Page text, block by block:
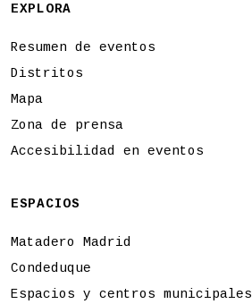
EXPLORA
Resumen de eventos
Distritos
Mapa
Zona de prensa
Accesibilidad en eventos
ESPACIOS
Matadero Madrid
Condeduque
Espacios y centros municipales